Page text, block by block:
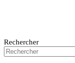
Rechercher